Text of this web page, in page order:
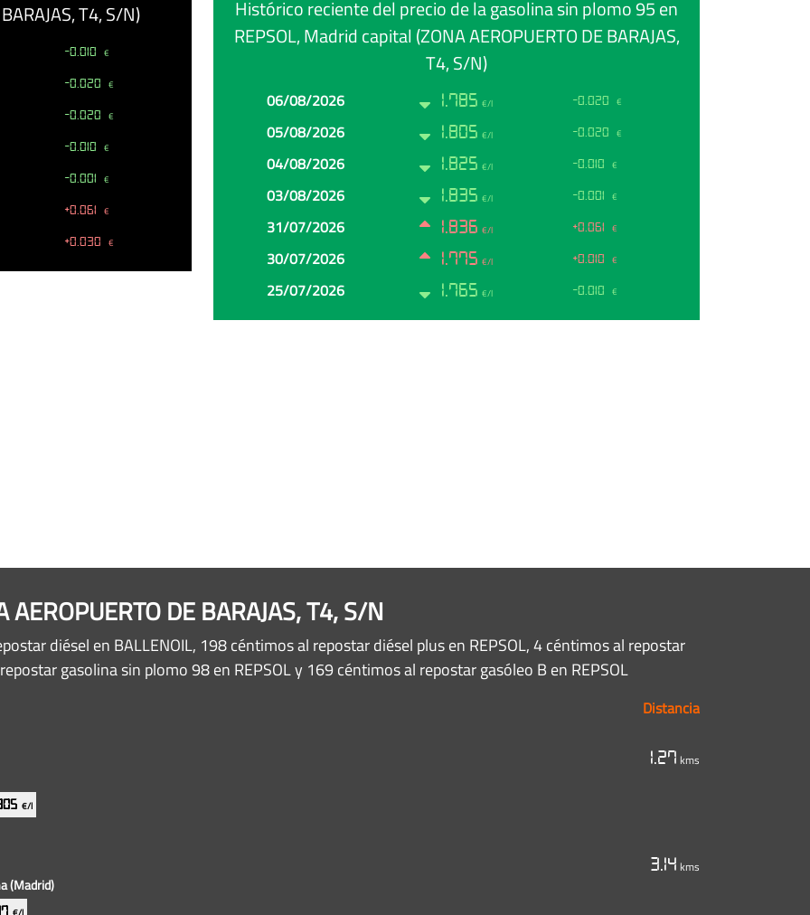
T4, S/N)
-0.010 €
-0.020 €
-0.020 €
-0.010 €
-0.001 €
+0.061 €
+0.030 €
Histórico reciente del precio de la gasolina sin plomo 95 en
REPSOL, Madrid capital (ZONA AEROPUERTO DE BARAJAS,
T4, S/N)
PrecioCambio
06/08/2026 1.785 €/l -0.020 €
05/08/2026 1.805 €/l -0.020 €
04/08/2026 1.825 €/l -0.010 €
03/08/2026 1.835 €/l -0.001 €
31/07/2026 1.836 €/l +0.061 €
30/07/2026 1.775 €/l +0.010 €
25/07/2026 1.765 €/l -0.010 €
DE BARAJAS, T4, S/N
diésel en BALLENOIL, 198 céntimos al repostar diésel plus en REPSOL, 4 céntimos al repostar
gasolina sin plomo 98 en REPSOL y 169 céntimos al repostar gasóleo B en REPSOL
Distancia
€/l
1.27 kms
(Madrid)
3.14 kms